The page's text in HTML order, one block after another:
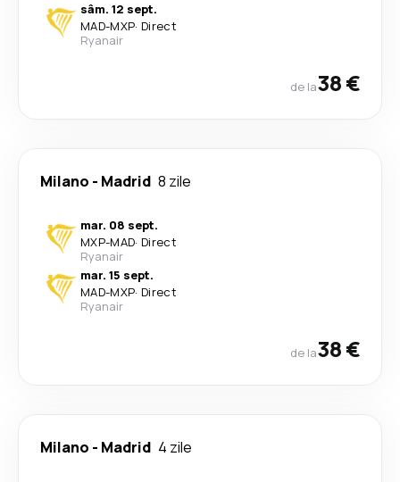
sâm. 12 sept.
MAD-MXP· Direct
Ryanair
de la38 €
Milano - Madrid 8 zile
mar. 08 sept.
MXP-MAD· Direct
Ryanair
mar. 15 sept.
MAD-MXP· Direct
Ryanair
de la38 €
Milano - Madrid 4 zile